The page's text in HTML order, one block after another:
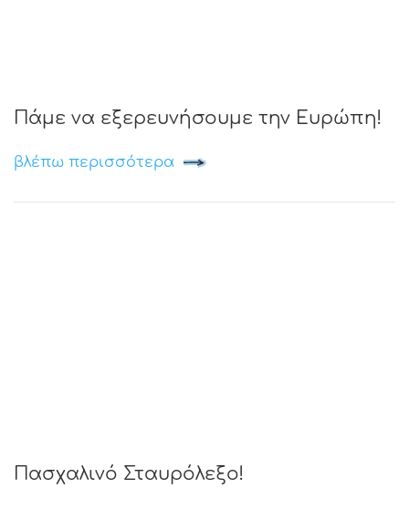
Πάμε να εξερευνήσουμε την Ευρώπη!
βλέπω περισσότερα
Πασχαλινό Σταυρόλεξο!